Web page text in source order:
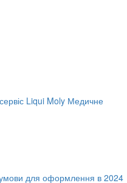
Liqui Moly Медичне
для оформлення в 2024